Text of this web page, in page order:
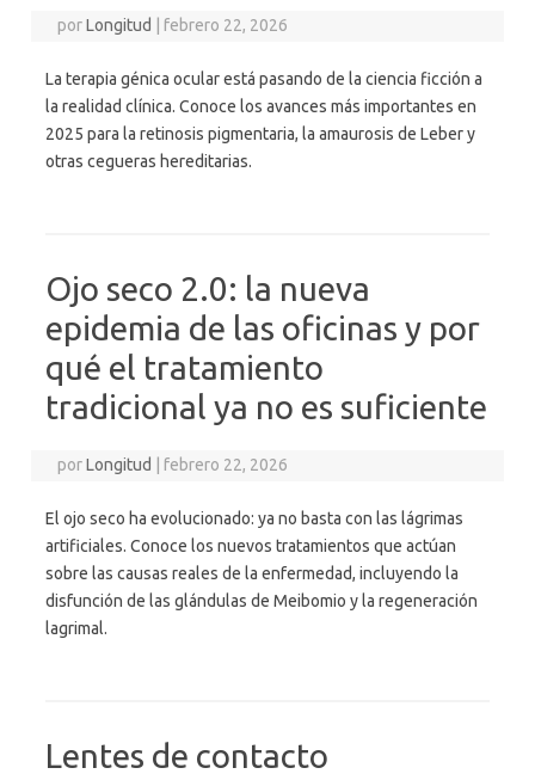
porLongitud febrero 22, 2026
La terapia génica ocular está pasando de la ciencia ficción a
la realidad clínica. Conoce los avances más importantes en
2025 para la retinosis pigmentaria, la amaurosis de Leber y
otras cegueras hereditarias.
Ojo seco 2.0: la nueva
epidemia de las oficinas y por
qué el tratamiento
tradicional ya no es suficiente
porLongitud febrero 22, 2026
El ojo seco ha evolucionado: ya no basta con las lágrimas
artificiales. Conoce los nuevos tratamientos que actúan
sobre las causas reales de la enfermedad, incluyendo la
disfunción de las glándulas de Meibomio y la regeneración
lagrimal.
Lentes de contacto